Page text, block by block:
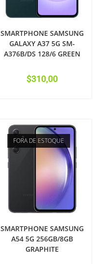
SMARTPHONE SAMSUNG
GALAXY A37 5G SM-
A376B/DS 128/6 GREEN
$310,00
FORA DE ESTOQUE
SMARTPHONE SAMSUNG
A54 5G 256GB/8GB
GRAPHITE